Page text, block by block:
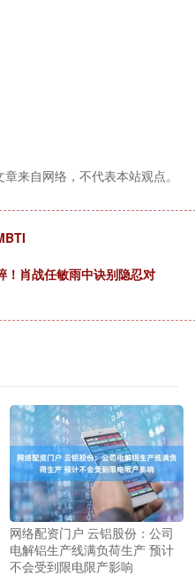
来自网络，不代表本站观点。
！肖战任敏雨中诀别隐忍对
网络配资门户 云铝股份：公司
电解铝生产线满负荷生产 预计
不会受到限电限产影响